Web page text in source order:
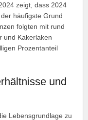
zeigt, dass 2024
häufigste Grund
folgten mit rund
und Kakerlaken
Prozentanteil
und
Lebensgrundlage zu